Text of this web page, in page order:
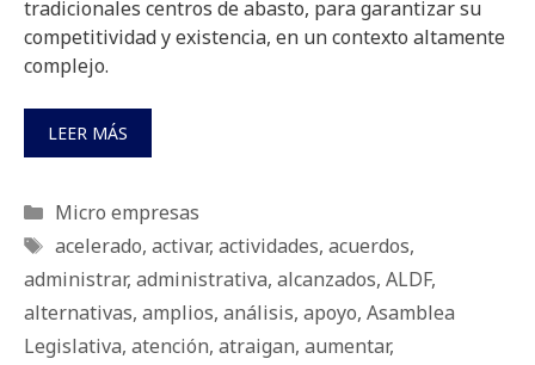
tradicionales centros de abasto, para garantizar su
competitividad y existencia, en un contexto altamente
complejo.
LEER MÁS
Categorías
Micro empresas
Etiquetas
acelerado, activar, actividades, acuerdos,
administrar, administrativa, alcanzados, ALDF,
alternativas, amplios, análisis, apoyo, Asamblea
Legislativa, atención, atraigan, aumentar,